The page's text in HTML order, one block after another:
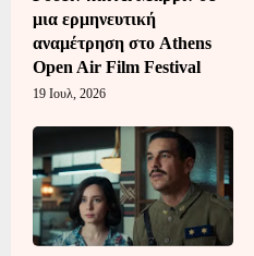
μια ερμηνευτική
αναμέτρηση στο Athens
Open Air Film Festival
19 Ιουλ, 2026